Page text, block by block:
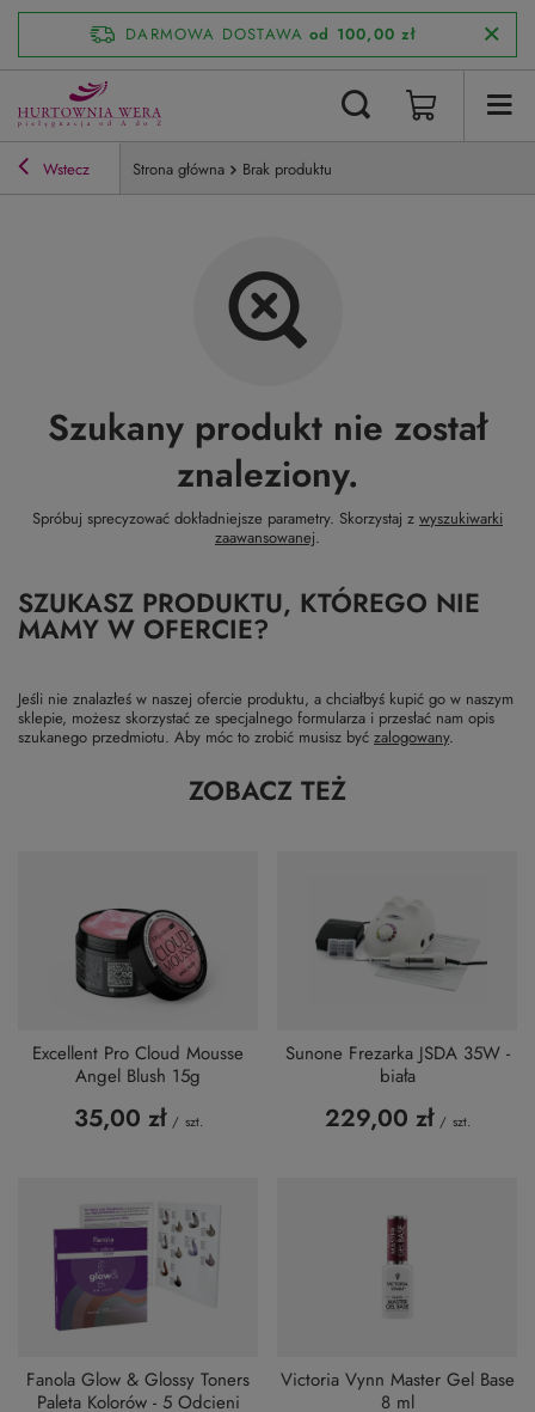
DARMOWA DOSTAWA od 100,00 zł
Wstecz Strona główna Brak produktu
Szukany produkt nie został
znaleziony.
Spróbuj sprecyzować dokładniejsze parametry. Skorzystaj z wyszukiwarki
zaawansowanej.
SZUKASZ PRODUKTU, KTÓREGO NIE
MAMY W OFERCIE?
Jeśli nie znalazłeś w naszej ofercie produktu, a chciałbyś kupić go w naszym
sklepie, możesz skorzystać ze specjalnego formularza i przesłać nam opis
szukanego przedmiotu. Aby móc to zrobić musisz być zalogowany.
ZOBACZ TEŻ
Excellent Pro Cloud Mousse
Angel Blush 15g
35,00 zł / szt.
Sunone Frezarka JSDA 35W -
biała
229,00 zł / szt.
Fanola Glow & Glossy Toners
Paleta Kolorów - 5 Odcieni
Victoria Vynn Master Gel Base
8 ml